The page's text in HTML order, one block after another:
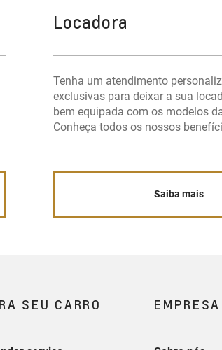
Locadora
Tenha um atendimento
exclusivas para deixar a sua
bem equipada com os modelos
Conheça todos os nossos
Saiba mais